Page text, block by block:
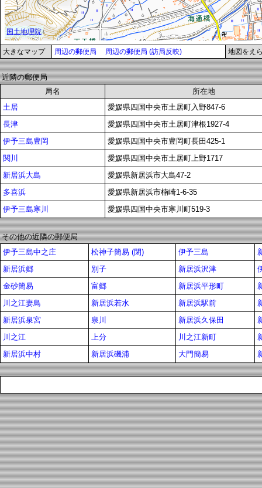
大きなマップ 周辺の郵便局 周辺の郵便局 (訪局反映) 地図をえ
近隣の郵便局
局名
所在地
土居
愛媛県四国中央市土居町入野847-6
長津
愛媛県四国中央市土居町津根1927-4
伊予三島豊岡
愛媛県四国中央市豊岡町長田425-1
関川
愛媛県四国中央市土居町上野1717
新居浜大島
愛媛県新居浜市大島47-2
多喜浜
愛媛県新居浜市楠崎1-6-35
伊予三島寒川
愛媛県四国中央市寒川町519-3
その他の近隣の郵便局
伊予三島中之庄
松神子簡易 (閉) 伊予三島
新居浜郷
別子 新居浜沢津
金砂簡易
富郷 新居浜平形町
川之江妻鳥
新居浜若水 新居浜駅前
新居浜泉宮
泉川 新居浜久保田
川之江
上分 川之江新町
新居浜中村
新居浜磯浦 大門簡易